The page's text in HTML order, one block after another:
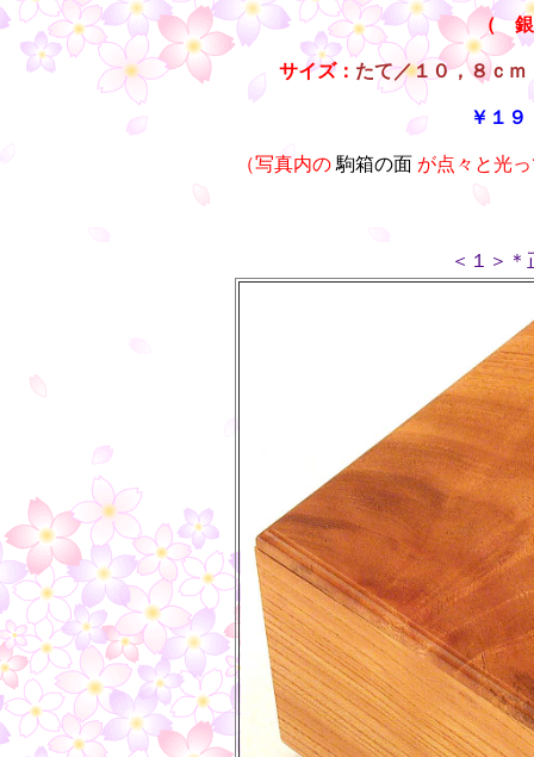
（ 銀
サイズ： たて／１０，８ｃ
￥１９
（写真内の 駒箱の面 が点々と光
＜１＞